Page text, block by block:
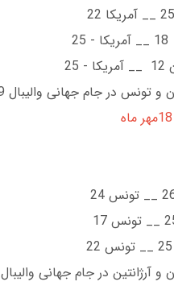
و تونس در جام جهانی والیبال 2019
18مهر ماه
آرژانتین در جام جهانی والیبال 2019